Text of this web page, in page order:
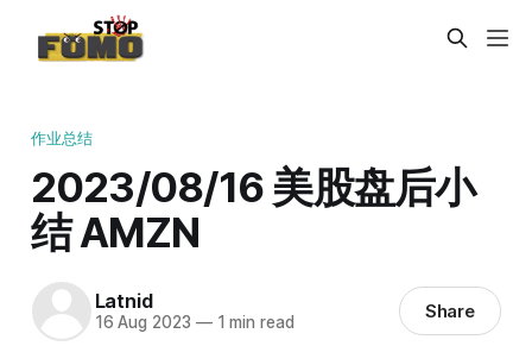
作业总结
2023/08/16 美股盘后小
结 AMZN
Latnid
16 Aug 2023 —1 min read Share